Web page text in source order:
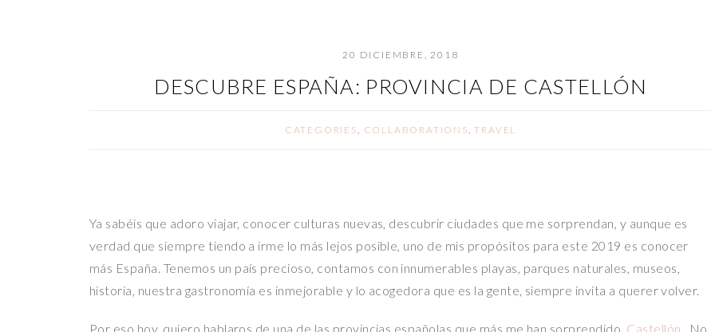
20 DICIEMBRE, 2018
DESCUBRE ESPAÑA: PROVINCIA DE CASTELLÓN
CATEGORIES, COLLABORATIONS,TRAVEL
Ya sabéis que adoro viajar, conocer culturas nuevas, descubrir ciudades que me sorprendan, y aunque es
verdad que siempre tiendo a irme lo más lejos posible, uno de mis propósitos para este 2019 es conocer
más España. Tenemos un país precioso, contamos con innumerables playas, parques naturales, museos,
historia, nuestra gastronomía es inmejorable y lo acogedora que es la gente, siempre invita a querer volver.
Por eso hoy, quiero hablaros de una de las provincias españolas que más me han sorprendido, Castellón . No